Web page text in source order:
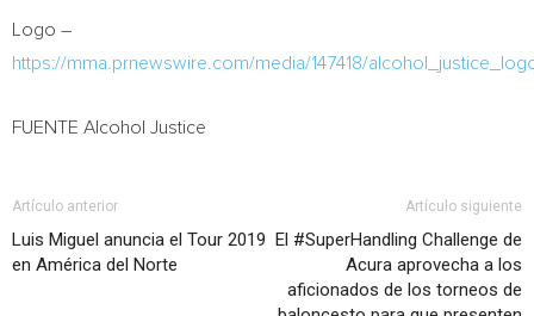
Logo –
https://mma.prnewswire.com/media/147418/
FUENTE Alcohol Justice
Artículo anterior
Luis Miguel anuncia el Tour 2019
en América del Norte
Artículo siguiente
El #SuperHandling Challenge de
Acura aprovecha a los
aficionados de los torneos de